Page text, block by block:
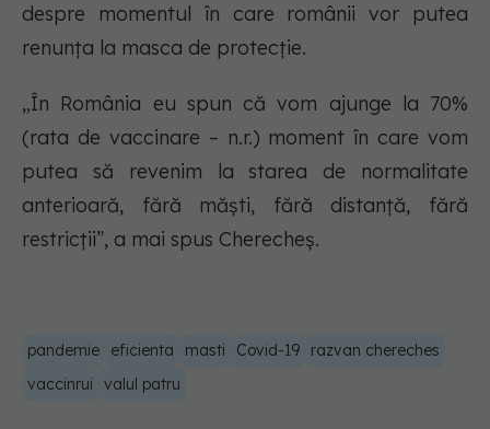
despre momentul în care românii vor putea
renunța la masca de protecție.
„În România eu spun că vom ajunge la 70%
(rata de vaccinare – n.r.) moment în care vom
putea să revenim la starea de normalitate
anterioară, fără măşti, fără distanţă, fără
restricţii”, a mai spus Cherecheș.
pandemie eficienta masti Covid-19
razvan chereches
vaccinrui
valul patru